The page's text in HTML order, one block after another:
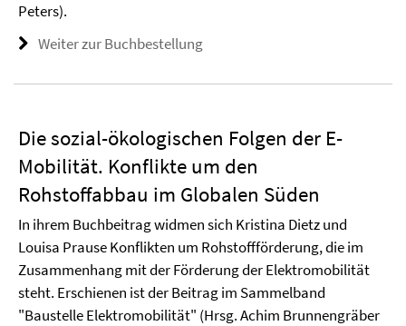
Peters).
Weiter zur Buchbestellung
Die sozial-ökologischen Folgen der E-
Mobilität. Konflikte um den
Rohstoffabbau im Globalen Süden
In ihrem Buchbeitrag widmen sich Kristina Dietz und
Louisa Prause Konflikten um Rohstoffförderung, die im
Zusammenhang mit der Förderung der Elektromobilität
steht. Erschienen ist der Beitrag im Sammelband
"Baustelle Elektromobilität" (Hrsg. Achim Brunnengräber